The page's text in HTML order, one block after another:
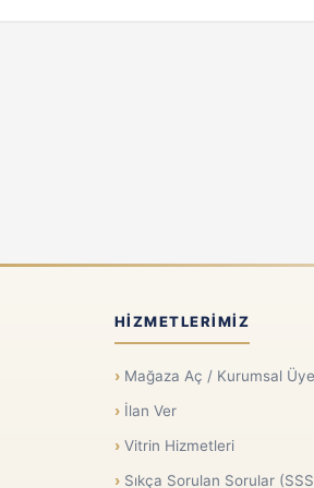
HIZMETLERIMIZ
Mağaza Aç / Kurumsal
İlan Ver
Vitrin Hizmetleri
Sıkça Sorulan Sorular